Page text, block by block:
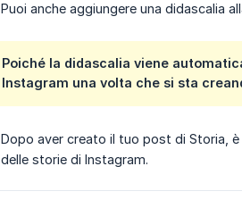
Puoi anche aggiungere una didascalia
Poiché la didascalia viene
Instagram una volta che si sta
Dopo aver creato il tuo post di Storia,
delle storie di Instagram.